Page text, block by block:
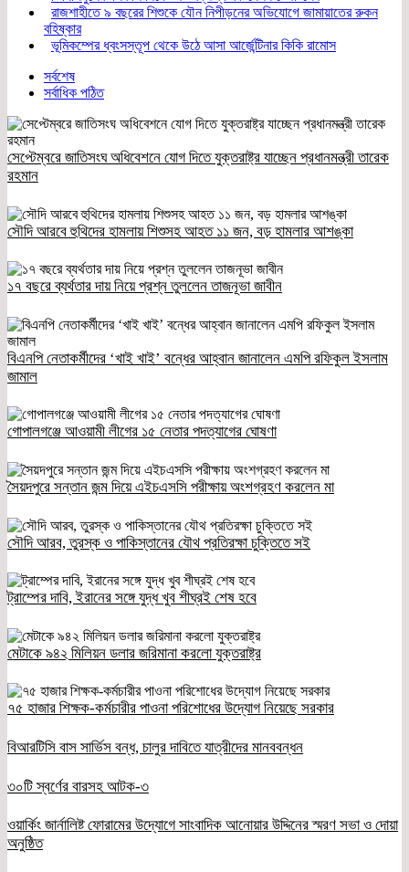
রাজশাহীতে ৯ বছরের শিশুকে যৌন নিপীড়নের অভিযোগে জামায়াতের রুকন
বহিষ্কার
ভূমিকম্পের ধ্বংসস্তূপ থেকে উঠে আসা আর্জেন্টিনার কিকি রামোস
সর্বশেষ
সর্বাধিক পঠিত
সেপ্টেম্বরে জাতিসংঘ অধিবেশনে যোগ দিতে যুক্তরাষ্ট্র যাচ্ছেন প্রধানমন্ত্রী তারেক
রহমান
সৌদি আরবে হুথিদের হামলায় শিশুসহ আহত ১১ জন, বড় হামলার আশঙ্কা
১৭ বছরে ব্যর্থতার দায় নিয়ে প্রশ্ন তুললেন তাজনূভা জাবীন
বিএনপি নেতাকর্মীদের ‘খাই খাই’ বন্ধের আহ্বান জানালেন এমপি রফিকুল ইসলাম
জামাল
গোপালগঞ্জে আওয়ামী লীগের ১৫ নেতার পদত্যাগের ঘোষণা
সৈয়দপুরে সন্তান জন্ম দিয়ে এইচএসসি পরীক্ষায় অংশগ্রহণ করলেন মা
সৌদি আরব, তুরস্ক ও পাকিস্তানের যৌথ প্রতিরক্ষা চুক্তিতে সই
ট্রাম্পের দাবি, ইরানের সঙ্গে যুদ্ধ খুব শীঘ্রই শেষ হবে
মেটাকে ৯৪২ মিলিয়ন ডলার জরিমানা করলো যুক্তরাষ্ট্র
৭৫ হাজার শিক্ষক-কর্মচারীর পাওনা পরিশোধের উদ্যোগ নিয়েছে সরকার
বিআরটিসি বাস সার্ভিস বন্ধ, চালুর দাবিতে যাত্রীদের মানববন্ধন
৩০টি স্বর্ণের বারসহ আটক-৩
ওয়ার্কিং জার্নালিষ্ট ফোরামের উদ্যোগে সাংবাদিক আনোয়ার উদ্দিনের স্মরণ সভা ও দোয়া
অনুষ্ঠিত